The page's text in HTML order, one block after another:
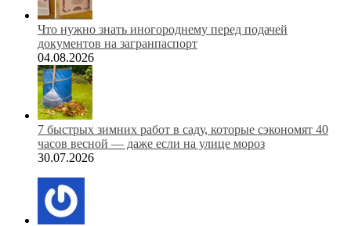
Что нужно знать иногороднему перед подачей
документов на загранпаспорт
04.08.2026
7 быстрых зимних работ в саду, которые сэкономят 40
часов весной — даже если на улице мороз
30.07.2026